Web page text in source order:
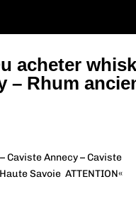
acheter
– Rhum
Caviste Annecy – Caviste
Savoie ATTENTION«